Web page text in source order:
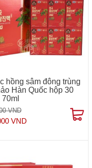
hồng sâm đông trùng
Hàn Quốc hộp 30
VND
VND